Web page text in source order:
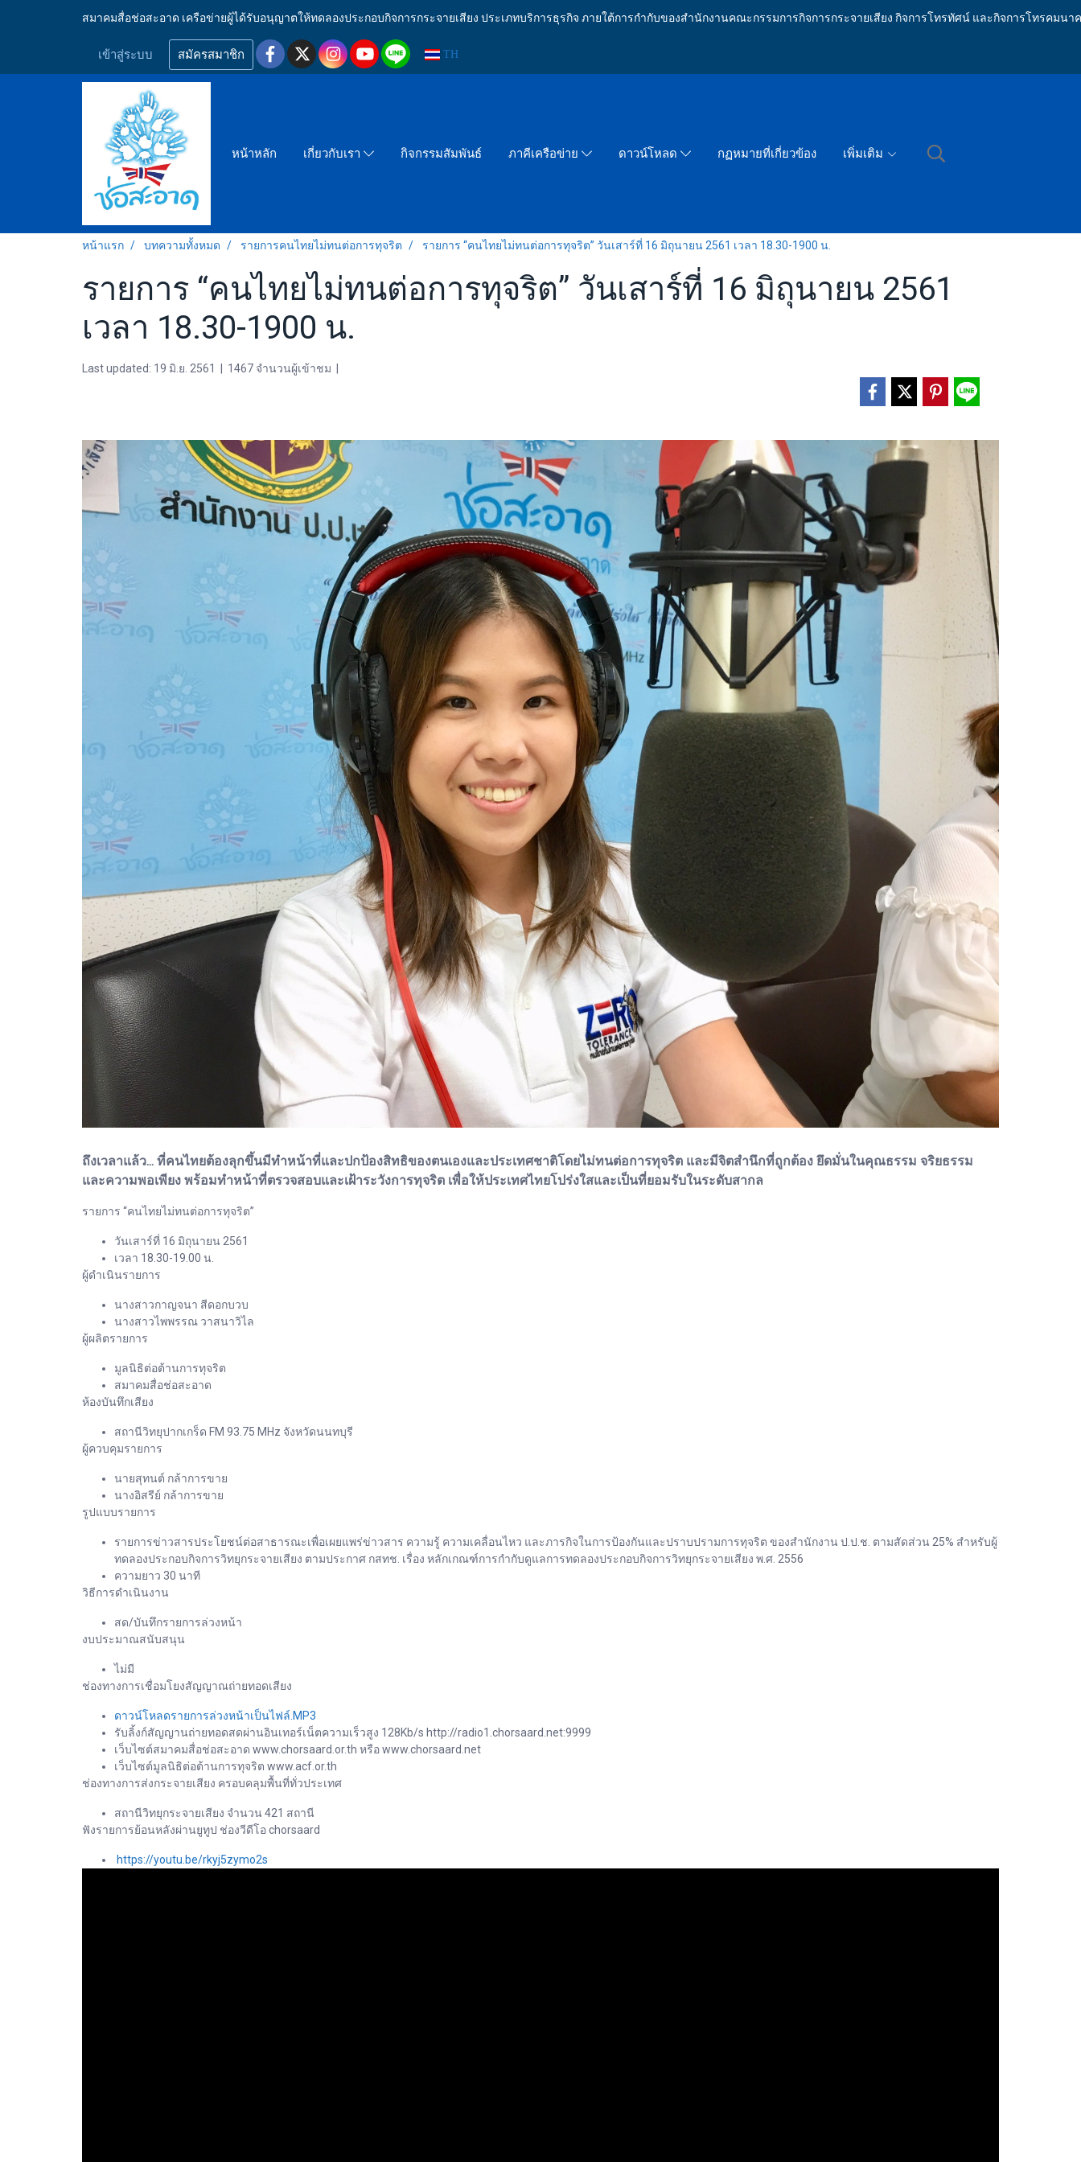
สมาคมสื่อช่อสะอาด เครือข่ายผู้ได้รับอนุญาตให้ทดลองประกอบกิจการกระจายเสียง ประเภทบริการธุรกิจ ภายใต้การกำกับของสำนักงานคณะกรรมการกิจการกระจายเสียง กิจการโทรทัศน์ และกิจการโทรคมนา
เข้าสู่ระบบ สมัครสมาชิก TH
หน้าหลัก เกี่ยวกับเรา กิจกรรมสัมพันธ์ ภาคีเครือข่าย ดาวน์โหลด กฏหมายที่เกี่ยวข้อง เพิ่มเติม
หน้าแรก บทความทั้งหมด รายการคนไทยไม่ทนต่อการทุจริต รายการ “คนไทยไม่ทนต่อการทุจริต” วันเสาร์ที่ 16 มิถุนายน 2561 เวลา 18.30-1900 น.
รายการ “คนไทยไม่ทนต่อการทุจริต” วันเสาร์ที่ 16 มิถุนายน 2561
เวลา 18.30-1900 น.
Last updated: 19 มิ.ย. 2561 1467 จำนวนผู้เข้าชม
ถึงเวลาแล้ว... ที่คนไทยต้องลุกขึ้นมีทำหน้าที่และปกป้องสิทธิของตนเองและประเทศชาติโดยไม่ทนต่อการทุจริต และมีจิตสำนึกที่ถูกต้อง ยึดมั่นในคุณธรรม จริยธรรม
และความพอเพียง พร้อมทำหน้าที่ตรวจสอบและเฝ้าระวังการทุจริต เพื่อให้ประเทศไทยโปร่งใสและเป็นที่ยอมรับในระดับสากล
รายการ “คนไทยไม่ทนต่อการทุจริต”
วันเสาร์ที่ 16 มิถุนายน 2561
เวลา 18.30-19.00 น.
ผู้ดำเนินรายการ
นางสาวกาญจนา สีดอกบวบ
นางสาวไพพรรณ วาสนาวิไล
ผู้ผลิตรายการ
มูลนิธิต่อต้านการทุจริต
สมาคมสื่อช่อสะอาด
ห้องบันทึกเสียง
สถานีวิทยุปากเกร็ด FM 93.75 MHz จังหวัดนนทบุรี
ผู้ควบคุมรายการ
นายสุทนต์ กล้าการขาย
นางอิสรีย์ กล้าการขาย
รูปแบบรายการ
รายการข่าวสารประโยชน์ต่อสาธารณะเพื่อเผยแพร่ข่าวสาร ความรู้ ความเคลื่อนไหว และภารกิจในการป้องกันและปราบปรามการทุจริต ของสำนักงาน ป.ป.ช. ตามสัดส่วน 25% สำหรับผู้
ทดลองประกอบกิจการวิทยุกระจายเสียง ตามประกาศ กสทช. เรื่อง หลักเกณฑ์การกำกับดูแลการทดลองประกอบกิจการวิทยุกระจายเสียง พ.ศ. 2556
ความยาว 30 นาที
วิธีการดำเนินงาน
สด/บันทึกรายการล่วงหน้า
งบประมาณสนับสนุน
ไม่มี
ช่องทางการเชื่อมโยงสัญญาณถ่ายทอดเสียง
ดาวน์โหลดรายการล่วงหน้าเป็นไฟล์.MP3
รับลิ้งก์สัญญานถ่ายทอดสดผ่านอินเทอร์เน็ตความเร็วสูง 128Kb/s http://radio1.chorsaard.net:9999
เว็บไซต์สมาคมสื่อช่อสะอาด www.chorsaard.or.th หรือ www.chorsaard.net
เว็บไซต์มูลนิธิต่อต้านการทุจริต www.acf.or.th
ช่องทางการส่งกระจายเสียง ครอบคลุมพื้นที่ทั่วประเทศ
สถานีวิทยุกระจายเสียง จำนวน 421 สถานี
ฟังรายการย้อนหลังผ่านยูทูป ช่องวีดีโอ chorsaard
https://youtu.be/rkyj5zymo2s